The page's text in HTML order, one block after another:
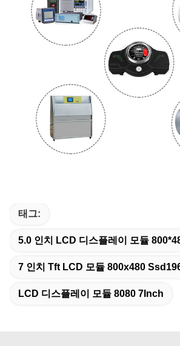
태그:
5.0 인치 LCD 디스플레이 모듈
7 인치 Tft LCD 모듈 800x480
LCD 디스플레이 모듈 8080 7Inch